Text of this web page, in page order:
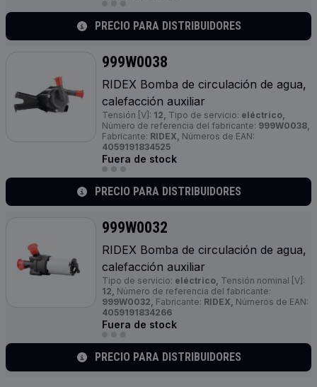
PRECIO PARA DISTRIBUIDORES
999W0038
RIDEX Bomba de circulación de agua,
calefacción auxiliar
Tensión [V]: 12, Tipo de servicio: eléctrico,
Número de referencia del fabricante: 999W0038,
Fabricante: RIDEX, Números de EAN:
4059191834525
Fuera de stock
PRECIO PARA DISTRIBUIDORES
999W0032
RIDEX Bomba de circulación de agua,
calefacción auxiliar
Tipo de servicio: eléctrico, Tensión nominal [V]:
12, Número de referencia del fabricante:
999W0032, Fabricante: RIDEX, Números de EAN:
4059191834266
Fuera de stock
PRECIO PARA DISTRIBUIDORES